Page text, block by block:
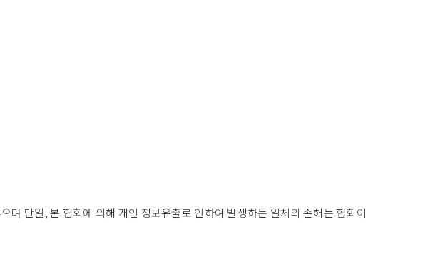
만일, 본 협회에 의해 개인 정보유출로 인하여 발생하는 일체의 손해는 협회이